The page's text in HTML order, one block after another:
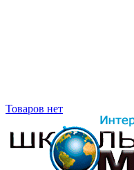
Товаров нет